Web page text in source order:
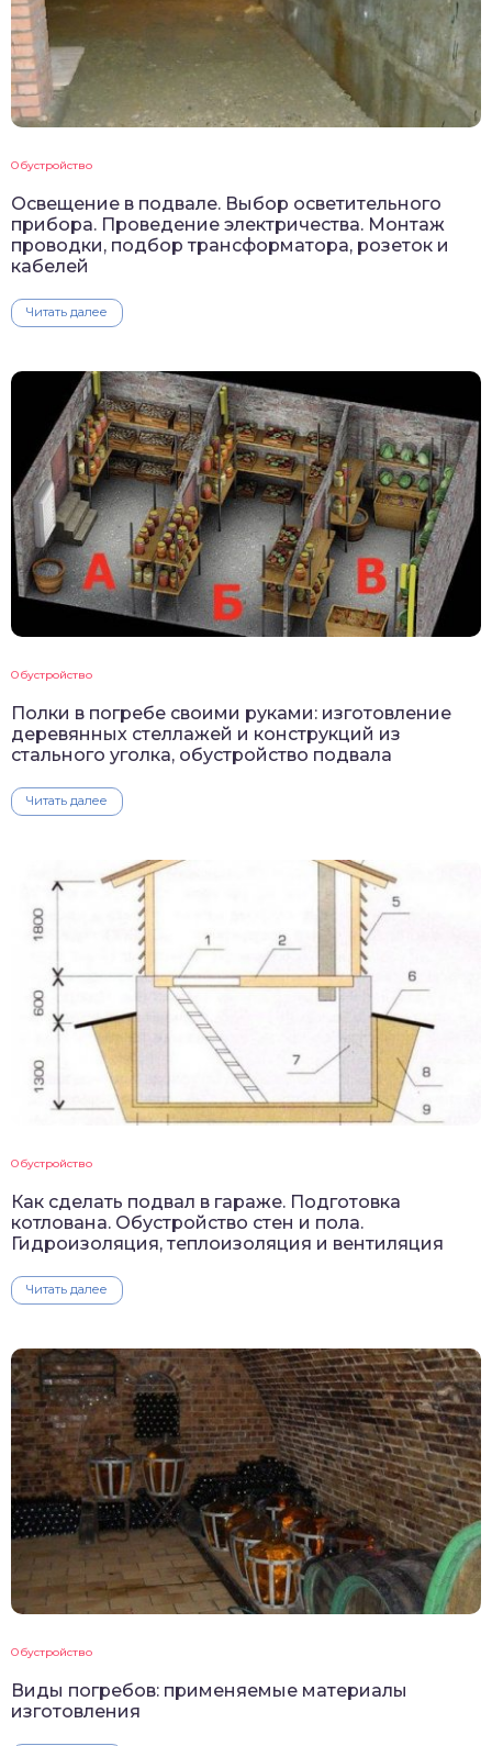
Обустройство
Освещение в подвале. Выбор осветительного
прибора. Проведение электричества. Монтаж
проводки, подбор трансформатора, розеток и
кабелей
Читать далее
Обустройство
Полки в погребе своими руками: изготовление
деревянных стеллажей и конструкций из
стального уголка, обустройство подвала
Читать далее
Обустройство
Как сделать подвал в гараже. Подготовка
котлована. Обустройство стен и пола.
Гидроизоляция, теплоизоляция и вентиляция
Читать далее
Обустройство
Виды погребов: применяемые материалы
изготовления